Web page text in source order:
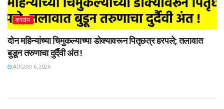
क्राईम
दोन महिन्यांच्या चिमुकल्याच्या डोक्यावरून पितृछत्र हरपले; तलावात
बुडून तरुणाचा दुर्दैवी अंत !
AUGUST 6, 2026